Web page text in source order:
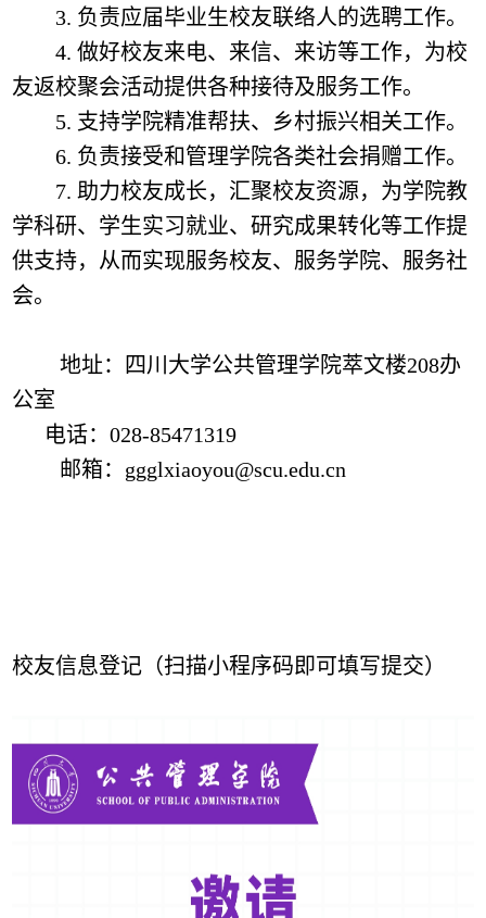
3. 负责应届毕业生校友联络人的选聘工作。
4. 做好校友来电、来信、来访等工作，为校
友返校聚会活动提供各种接待及服务工作。
5. 支持学院精准帮扶、乡村振兴相关工作。
6. 负责接受和管理学院各类社会捐赠工作。
7. 助力校友成长，汇聚校友资源，为学院教
学科研、学生实习就业、研究成果转化等工作提
供支持，从而实现服务校友、 服务学院、 服务社
会。
地址：四川大学公共管理学院萃文楼208办
公室
电话：028-85471319
邮箱：ggglxiaoyou@scu.edu.cn
校友信息登记（扫描小程序码即可填写提交）